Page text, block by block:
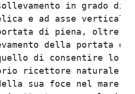
sollevamento in
ad elica e ad
portata di piena,
della
quello di
ricettore
della sua foce